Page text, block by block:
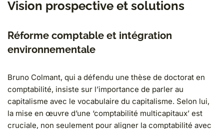
Vision prospective et solutions
Réforme comptable et intégration
environnementale
Bruno Colmant, qui a défendu une thèse de doctorat en
comptabilité, insiste sur l’importance de parler au
capitalisme avec le vocabulaire du capitalisme. Selon lui,
la mise en œuvre d’une ‘comptabilité multicapitaux’ est
cruciale, non seulement pour aligner la comptabilité avec